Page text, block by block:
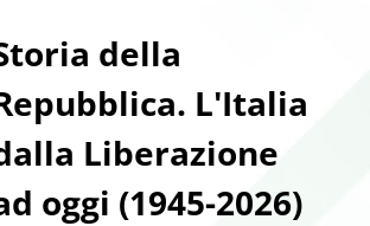
della
L'Italia
Liberazione
oggi (1945-2026)